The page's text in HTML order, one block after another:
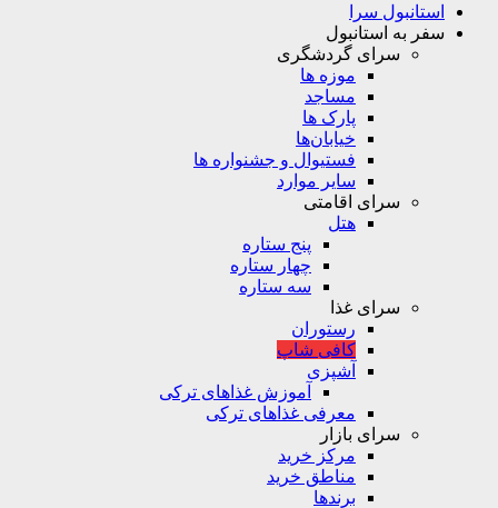
استانبول سرا
سفر به استانبول
سرای گردشگری
موزه ها
مساجد
پارک ها
خیابان‌ها
فستیوال و جشنواره ها
سایر موارد
سرای اقامتی
هتل
پنج ستاره
چهار ستاره
سه ستاره
سرای غذا
رستوران
کافی شاپ
آشپزی
آموزش غذاهای ترکی
معرفی غذاهای ترکی
سرای بازار
مرکز خرید
مناطق خرید
برندها